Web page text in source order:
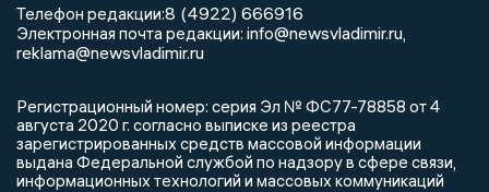
Телефон редакции:8 (4922) 666916
Электронная почта редакции: info@newsvladimir.ru
reklama@newsvladimir.ru
Регистрационный номер: серия Эл № ФС77-78858 от 4
августа 2020 г. согласно выписке из реестра
зарегистрированных средств массовой информации
выдана Федеральной службой по надзору в сфере связи,
информационных технологий и массовых коммуникаций